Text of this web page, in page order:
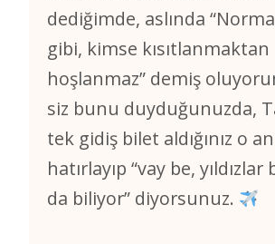
dediğimde, aslında
gibi, kimse kısıtlanmaktan
hoşlanmaz” demiş
siz bunu duyduğunuzda,
tek gidiş bilet aldığınız o
hatırlayıp “vay be, yıldızlar
da biliyor” diyorsunuz.